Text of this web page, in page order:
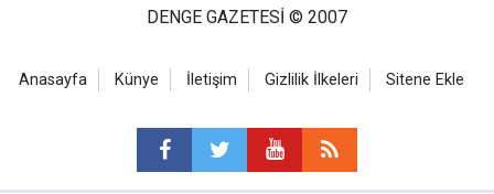
DENGE GAZETESİ © 2007
Anasayfa Künye İletişim Gizlilik İlkeleri Sitene Ekle